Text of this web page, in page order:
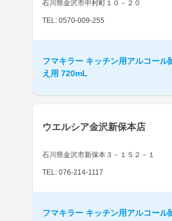
石川県金沢市中村町１０－２０
TEL: 0570-009-255
フマキラー キッチン用アルコール
え用 720mL
ウエルシア金沢新保本店
石川県金沢市新保本３－１５２－１
TEL: 076-214-1117
フマキラー キッチン用アルコール